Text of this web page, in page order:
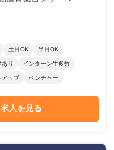
土日OK 半日OK
り インターン生多数
アップ ベンチャー
求人を見る